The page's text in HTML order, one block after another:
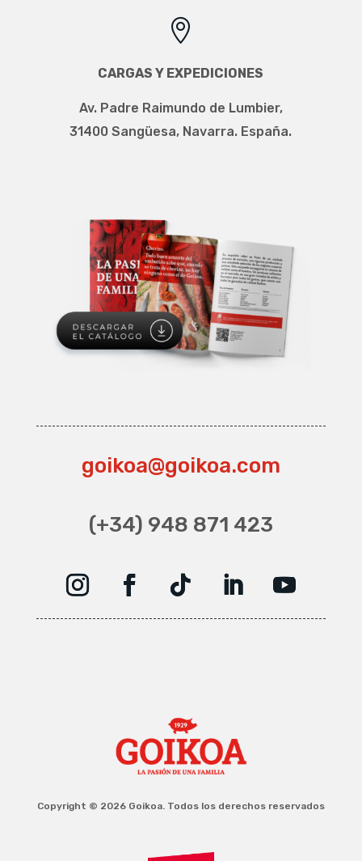

CARGAS Y EXPEDICIONES
Av. Padre Raimundo de Lumbier,
31400 Sangüesa, Navarra. España.
goikoa@goikoa.com
(+34) 948 871 423
Copyright © 2026 Goikoa. Todos los derechos reservados